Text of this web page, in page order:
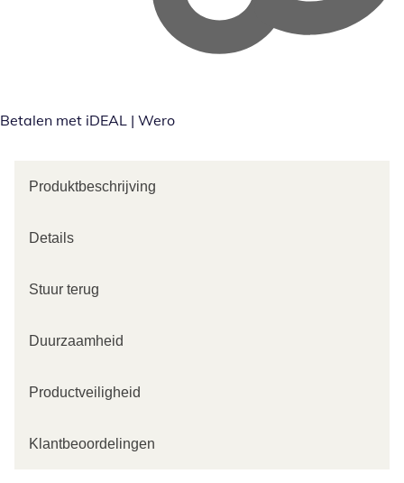
Betalen met iDEAL | Wero
Produktbeschrijving
Details
Stuur terug
Duurzaamheid
Productveiligheid
Klantbeoordelingen